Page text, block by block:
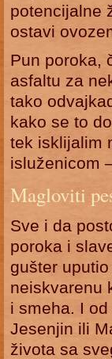
potencijalne
ostavi
Pun poroka,
asfaltu za
tako
kako se to
tek isklijalim
isluženicom
Magloviti
Sve i da
poroka i
gušter
neiskvarenu
i smeha. I
Jesenjin ili
života sa